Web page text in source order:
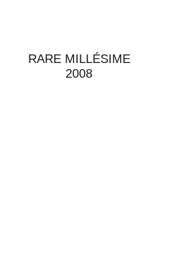
RARE MILLÉSIME
2008